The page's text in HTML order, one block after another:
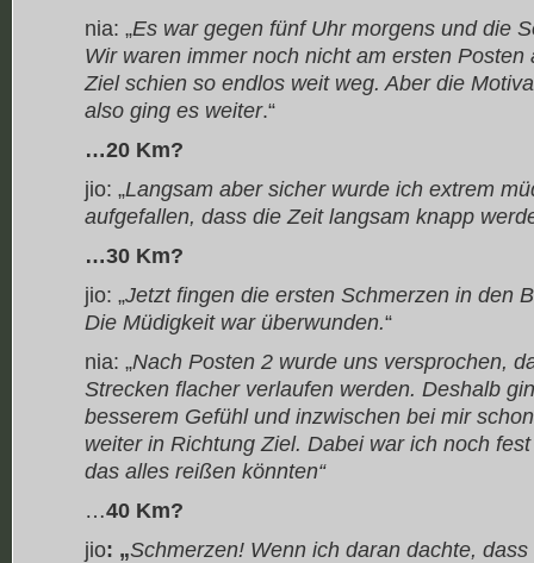
nia: „Es war gegen fünf Uhr morgens und die
Wir waren immer noch nicht am ersten
Ziel schien so endlos weit weg. Aber die
also ging es weiter.“
…20 Km?
jio: „Langsam aber sicher wurde ich extrem
aufgefallen, dass die Zeit langsam knapp
…30 Km?
jio: „Jetzt fingen die ersten Schmerzen in den
Die Müdigkeit war überwunden.“
nia: „Nach Posten 2 wurde uns versprochen,
Strecken flacher verlaufen werden. Deshalb
besserem Gefühl und inzwischen bei mir
weiter in Richtung Ziel. Dabei war ich noch
das alles reißen könnten“
…40 Km?
jio: „Schmerzen! Wenn ich daran dachte,